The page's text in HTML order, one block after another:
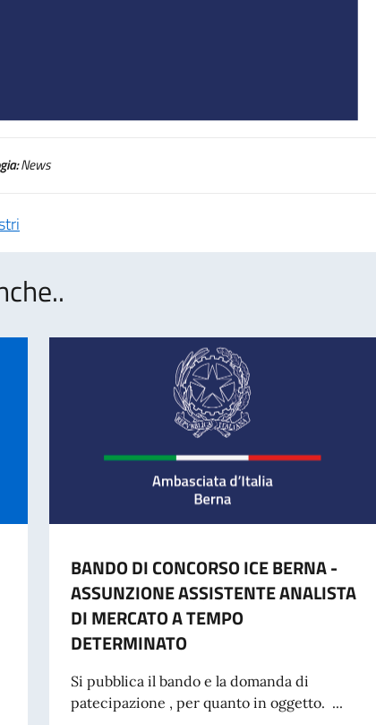
News
BANDO DI CONCORSO ICE BERNA -
ASSUNZIONE ASSISTENTE ANALISTA
DI MERCATO A TEMPO
DETERMINATO
Si pubblica il bando e la domanda di
patecipazione , per quanto in oggetto. ...